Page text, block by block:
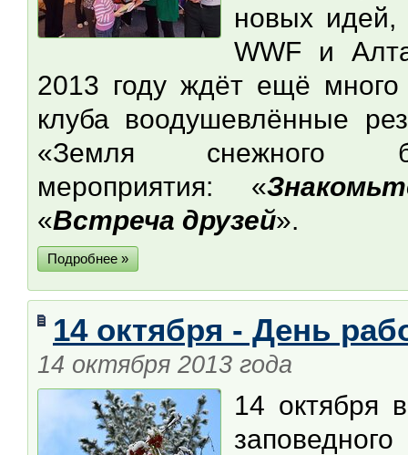
новых идей,
WWF и
2013 году ждёт ещё
клуба воодушевлённые
«Земля снежного
мероприятия: «
«Встреча друзей».
Подробнее »
14 октября - День
14 октября 2013 года
14 октября